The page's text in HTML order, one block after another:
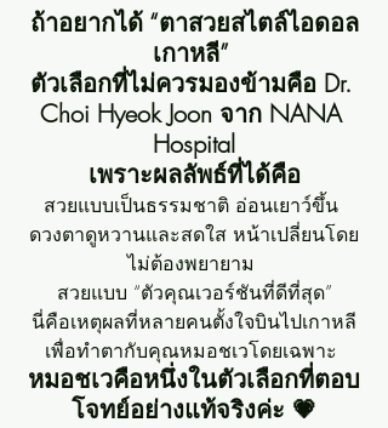
ถ้าอยากได้ “ตาสวยสไตล์ไอดอล
เกาหลี”
ตัวเลือกที่ไม่ควรมองข้ามคือ Dr.
Choi Hyeok Joon จาก NANA
Hospital
เพราะผลลัพธ์ที่ได้คือ
สวยแบบเป็นธรรมชาติ อ่อนเยาว์ขึ้น
ดวงตาดูหวานและสดใส หน้าเปลี่ยนโดย
ไม่ต้องพยายาม
สวยแบบ “ตัวคุณเวอร์ชันที่ดีที่สุด”
นี่คือเหตุผลที่หลายคนตั้งใจบินไปเกาหลี
เพื่อทำตากับคุณหมอชเวโดยเฉพาะ
หมอชเวคือหนึ่งในตัวเลือกที่ตอบ
โจทย์อย่างแท้จริงค่ะ 💗